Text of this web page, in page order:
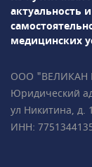
лечение
систем,
и
актуальность
медицинских
ООО "ВЕЛИКАН
Юридический
ул Никитина, д.
ИНН: